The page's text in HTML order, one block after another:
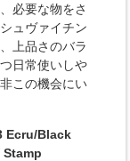
必要な物をさ
ュヴァイチン
上品さのバラ
日常使いしや
この機会にい
Ecru/Black